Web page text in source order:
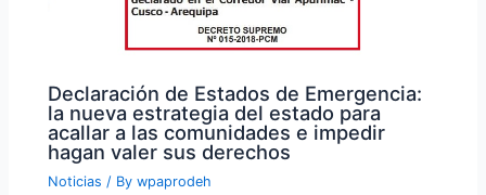
Declaración de Estados de Emergencia:
la nueva estrategia del estado para
acallar a las comunidades e impedir
hagan valer sus derechos
Noticias / Bywpaprodeh